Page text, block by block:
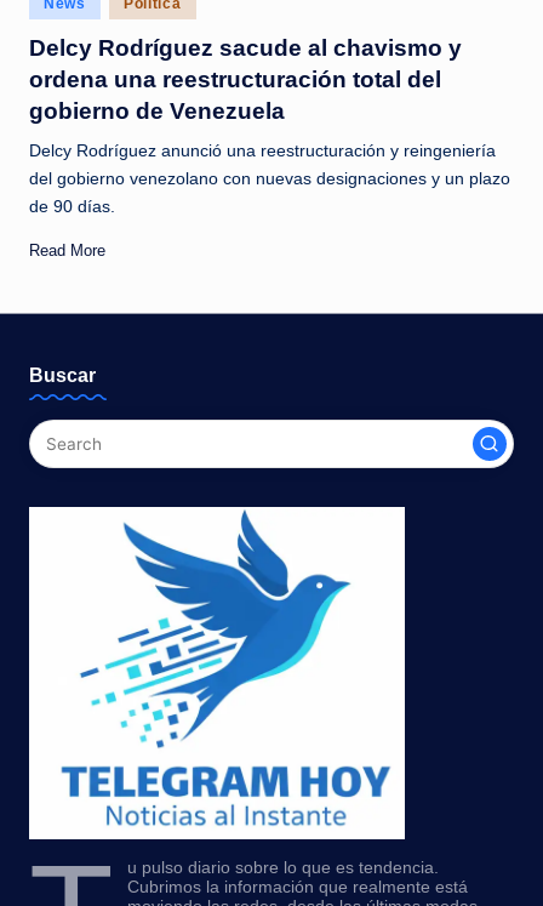
c
i
a
s
a
l
i
t
a
n
in
News Política
Delcy Rodríguez sacude al chavismo y
ordena una reestructuración total del
gobierno de Venezuela
Delcy Rodríguez anunció una reestructuración y reingeniería
del gobierno venezolano con nuevas designaciones y un plazo
de 90 días.
Read More
Buscar
u pulso diario sobre lo que es tendencia.
Cubrimos la información que realmente está